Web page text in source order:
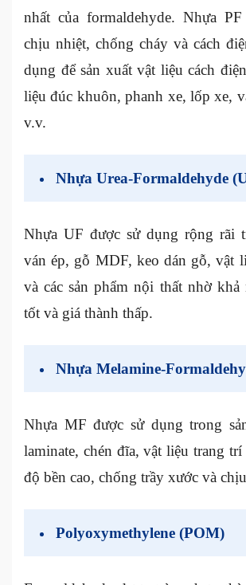
nhất của formaldehyde. Nhựa
chịu nhiệt, chống cháy và cách
dụng để sản xuất vật liệu cách
liệu đúc khuôn, phanh xe, lốp xe,
v.v.
Nhựa Urea-Formaldehyde
Nhựa UF được sử dụng rộng rãi
ván ép, gỗ MDF, keo dán gỗ, vật
và các sản phẩm nội thất nhờ khả
tốt và giá thành thấp.
Nhựa Melamine-
Nhựa MF được sử dụng trong
laminate, chén đĩa, vật liệu trang
độ bền cao, chống trầy xước và
Polyoxymethylene (POM)